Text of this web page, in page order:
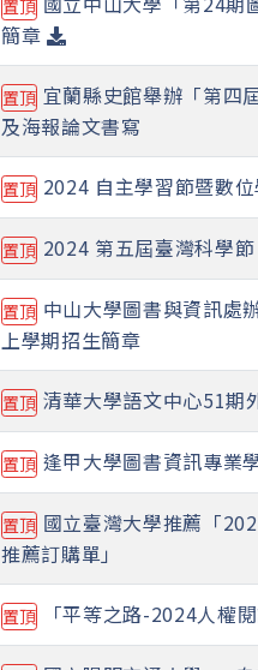
置頂
簡章
置頂 宜蘭縣史館舉辦「第四
及海報論文書寫
置頂 2024 自主學習節暨數
置頂 2024 第五屆臺灣科學
置頂 中山大學圖書與資訊處
上學期招生簡章
置頂 清華大學語文中心51期
置頂 逢甲大學圖書資訊專業
置頂 國立臺灣大學推薦「
推薦訂購單」
置頂 「平等之路-2024人權